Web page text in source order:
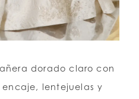
dorado claro con
lentejuelas y